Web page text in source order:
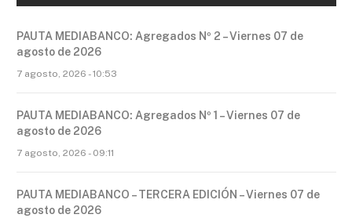
PAUTA MEDIABANCO: Agregados Nº 2 – Viernes 07 de
agosto de 2026
7 agosto, 2026 - 10:53
PAUTA MEDIABANCO: Agregados Nº 1 – Viernes 07 de
agosto de 2026
7 agosto, 2026 - 09:11
PAUTA MEDIABANCO – TERCERA EDICIÓN – Viernes 07 de
agosto de 2026